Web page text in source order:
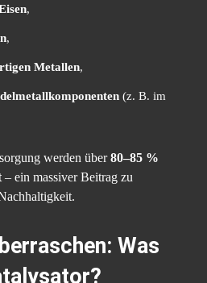
,
,
Metallen,
(z. B. im
werden über80–85 %
– ein massiver Beitrag zu
Was